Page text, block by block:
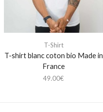
T-Shirt
T-shirt blanc coton bio Made in
France
49.00€